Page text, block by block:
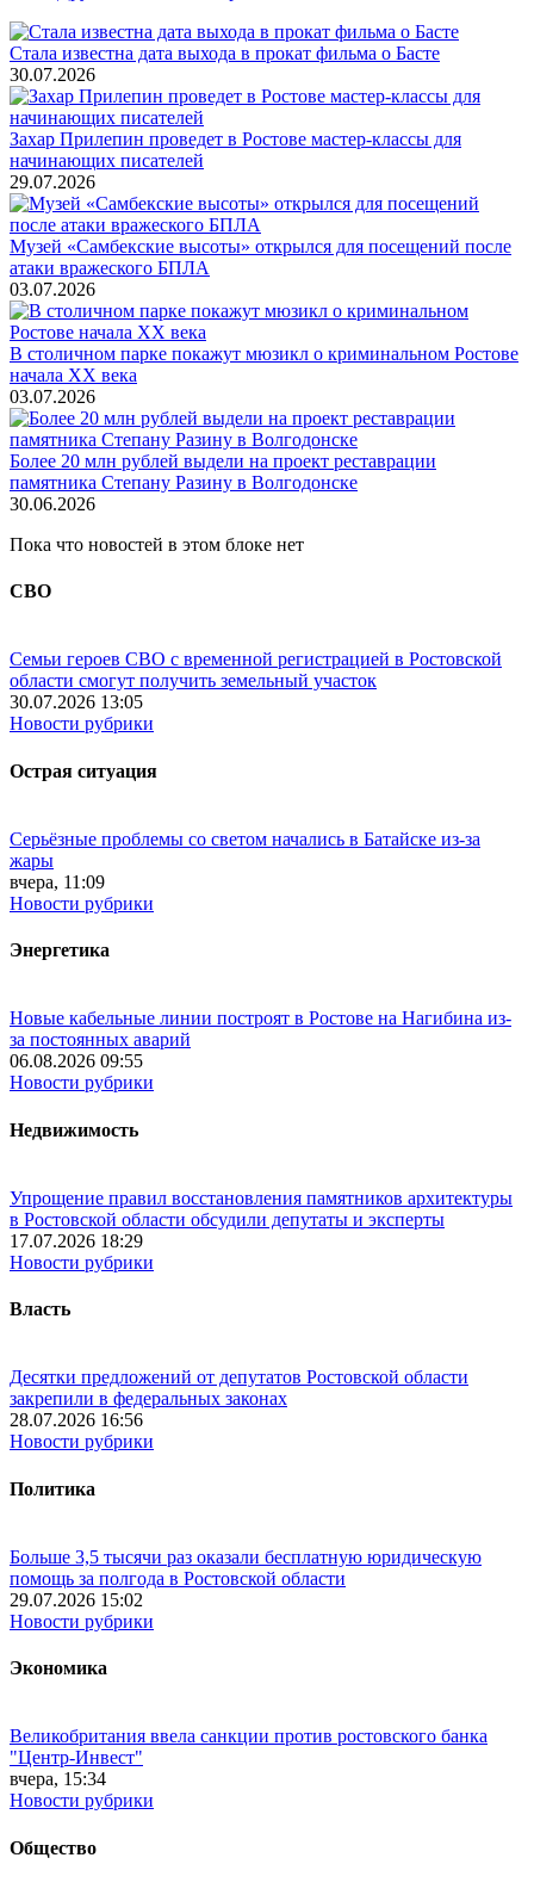
Стала известна дата выхода в прокат фильма о Басте
30.07.2026
Захар Прилепин проведет в Ростове мастер-классы для
начинающих писателей
29.07.2026
Музей «Самбекские высоты» открылся для посещений после
атаки вражеского БПЛА
03.07.2026
В столичном парке покажут мюзикл о криминальном Ростове
начала ХХ века
03.07.2026
Более 20 млн рублей выдели на проект реставрации
памятника Степану Разину в Волгодонске
30.06.2026
Пока что новостей в этом блоке нет
СВО
Семьи героев СВО с временной регистрацией в Ростовской
области смогут получить земельный участок
30.07.2026 13:05
Новости рубрики
Острая ситуация
Серьёзные проблемы со светом начались в Батайске из-за
жары
вчера, 11:09
Новости рубрики
Энергетика
Новые кабельные линии построят в Ростове на Нагибина из-
за постоянных аварий
06.08.2026 09:55
Новости рубрики
Недвижимость
Упрощение правил восстановления памятников архитектуры
в Ростовской области обсудили депутаты и эксперты
17.07.2026 18:29
Новости рубрики
Власть
Десятки предложений от депутатов Ростовской области
закрепили в федеральных законах
28.07.2026 16:56
Новости рубрики
Политика
Больше 3,5 тысячи раз оказали бесплатную юридическую
помощь за полгода в Ростовской области
29.07.2026 15:02
Новости рубрики
Экономика
Великобритания ввела санкции против ростовского банка
"Центр-Инвест"
вчера, 15:34
Новости рубрики
Общество